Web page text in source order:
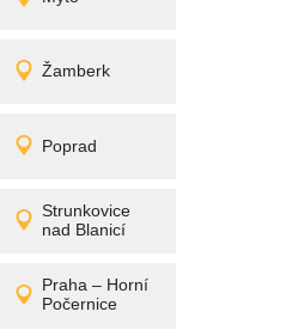
Detail
Žamberk
Detail
promítání
Poprad
Detail
promítání
Strunkovice
nad Blanicí
Detail
promítání
Praha – Horní
Počernice
Detail
promítání